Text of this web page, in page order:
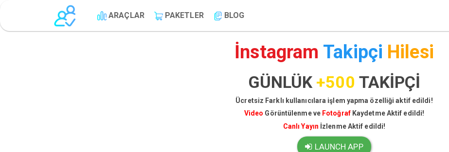
ARAÇLAR PAKETLER BLOG
İnstagram Takipçi Hilesi
GÜNLÜK +500 TAKİPÇİ
Ücretsiz Farklı kullanıcılara işlem yapma özelliği aktif edildi!
Video Görüntülenme ve Fotoğraf Kaydetme Aktif edildi!
Canlı Yayın İzlenme Aktif edildi!
LAUNCH APP